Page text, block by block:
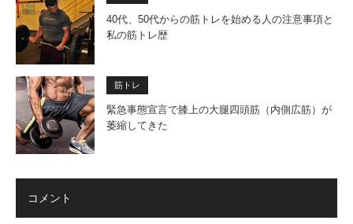
40代、50代からの筋トレを始める人の注意事項と
私の筋トレ歴
筋トレ
緊急事態宣言で膝上の大腿四頭筋（内側広筋）が
萎縮してきた
コメント